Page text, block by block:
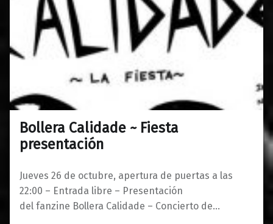
Bollera Calidade ~ Fiesta
presentación
Jueves 26 de octubre, apertura de puertas a las
22:00 – Entrada libre – Presentación
del fanzine Bollera Calidade – Concierto de…
17/10/2017
0
Maravillas